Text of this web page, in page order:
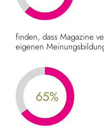
finden, dass Magazine
eigenen
65%